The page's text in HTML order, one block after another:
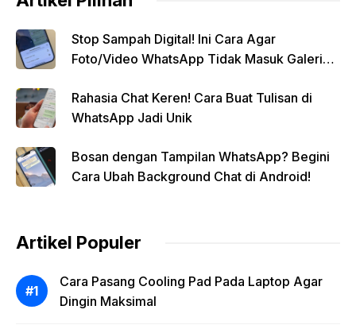
Stop Sampah Digital! Ini Cara Agar
Foto/Video WhatsApp Tidak Masuk Galeri
Rahasia Chat Keren! Cara Buat Tulisan di
WhatsApp Jadi Unik
Bosan dengan Tampilan WhatsApp? Begini
Cara Ubah Background Chat di Android!
Artikel Populer
Cara Pasang Cooling Pad Pada Laptop Agar
Dingin Maksimal